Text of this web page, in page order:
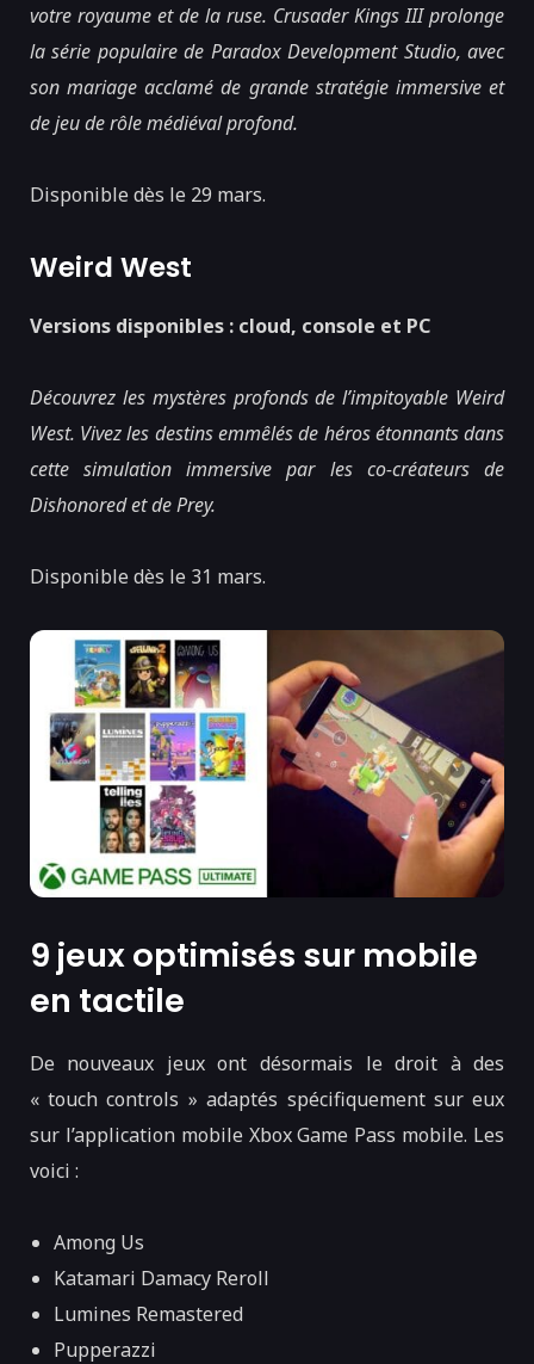
votre royaume et de la ruse. Crusader Kings III prolonge
la série populaire de Paradox Development Studio, avec
son mariage acclamé de grande stratégie immersive et
de jeu de rôle médiéval profond.
Disponible dès le 29 mars.
Weird West
Versions disponibles : cloud, console et PC
Découvrez les mystères profonds de l’impitoyable Weird
West. Vivez les destins emmêlés de héros étonnants dans
cette simulation immersive par les co-créateurs de
Dishonored et de Prey.
Disponible dès le 31 mars.
9 jeux optimisés sur mobile
en tactile
De nouveaux jeux ont désormais le droit à des
« touch controls » adaptés spécifiquement sur eux
sur l’application mobile Xbox Game Pass mobile. Les
voici :
Among Us
Katamari Damacy Reroll
Lumines Remastered
Pupperazzi